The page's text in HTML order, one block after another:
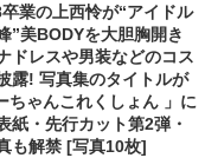
業の上西怜が“アイドル
”美BODYを大胆胸開き
ドレスや男装などのコス
露! 写真集のタイトルが
ちゃんこれくしょん 」に
紙・先行カット第2弾・
も解禁 [写真10枚]